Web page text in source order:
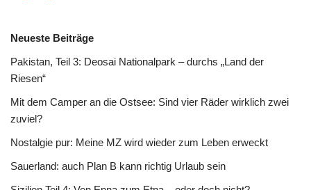
Neueste Beiträge
Pakistan, Teil 3: Deosai Nationalpark – durchs „Land der
Riesen“
Mit dem Camper an die Ostsee: Sind vier Räder wirklich zwei
zuviel?
Nostalgie pur: Meine MZ wird wieder zum Leben erweckt
Sauerland: auch Plan B kann richtig Urlaub sein